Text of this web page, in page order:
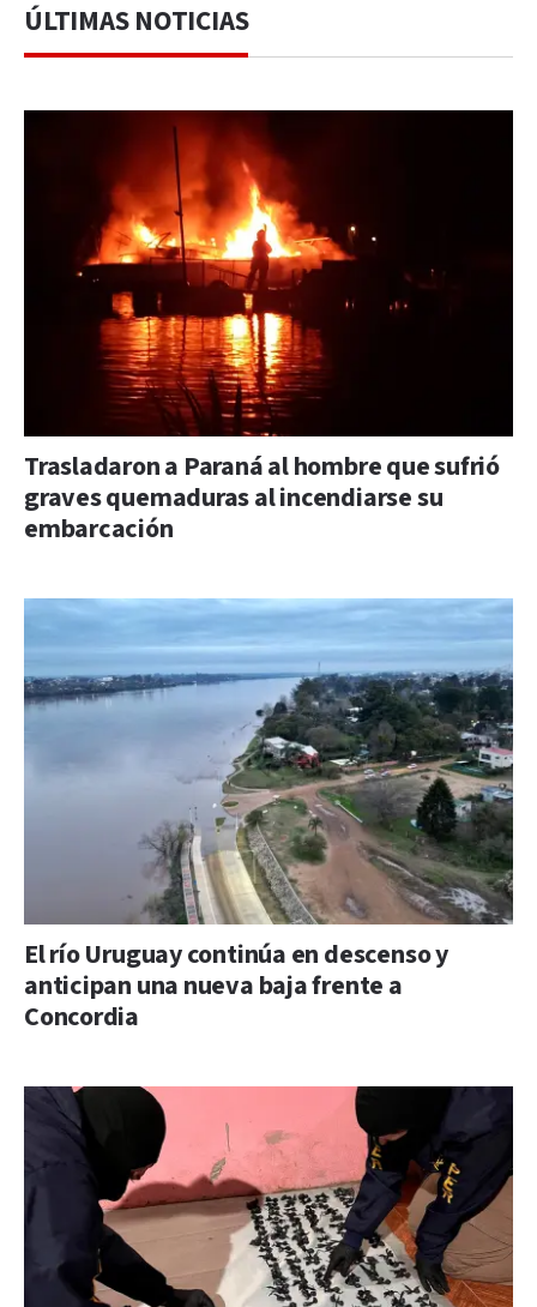
ÚLTIMAS NOTICIAS
Trasladaron a Paraná al hombre que sufrió
graves quemaduras al incendiarse su
embarcación
El río Uruguay continúa en descenso y
anticipan una nueva baja frente a
Concordia